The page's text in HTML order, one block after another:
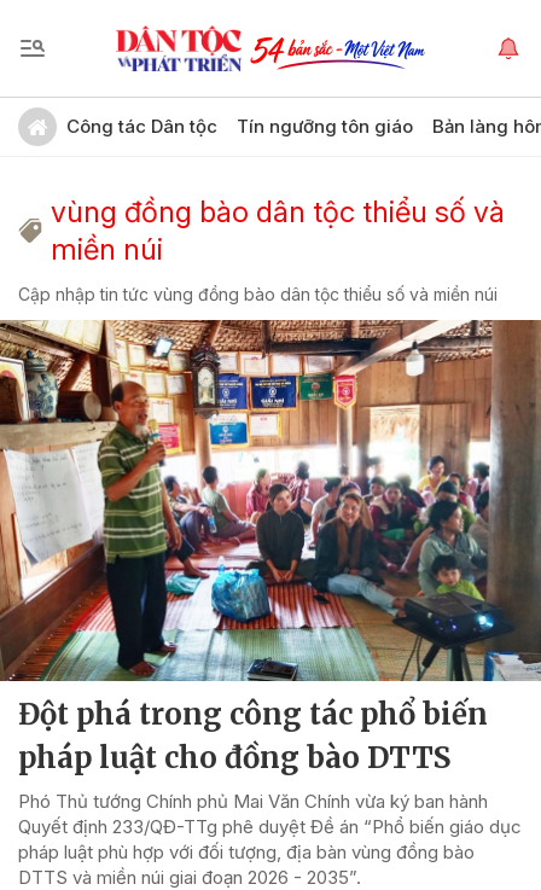
Công tác Dân tộc Tín ngưỡng tôn giáo Bản làng
vùng đồng bào dân tộc thiểu số và
miền núi
Cập nhập tin tức vùng đồng bào dân tộc thiểu số và miền núi
Đột phá trong công tác phổ biến
pháp luật cho đồng bào DTTS
Phó Thủ tướng Chính phủ Mai Văn Chính vừa ký ban hành
Quyết định 233/QĐ-TTg phê duyệt Đề án “Phổ biến giáo dục
pháp luật phù hợp với đối tượng, địa bàn vùng đồng bào
DTTS và miền núi giai đoạn 2026 - 2035”.